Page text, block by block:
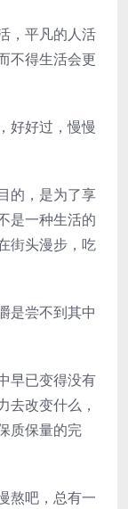
，平凡的人活
不得生活会更
好好过，慢慢
的，是为了享
是一种生活的
街头漫步，吃
是尝不到其中
早已变得没有
去改变什么，
质保量的完
熬吧，总有一